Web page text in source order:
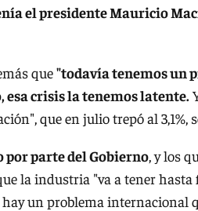
el presidente Mauricio
que"todavía tenemos un
crisis la tenemos latente.
que en julio trepó al 3,1%,
por parte del Gobierno , y los
la industria "va a tener hasta
un problema internacional